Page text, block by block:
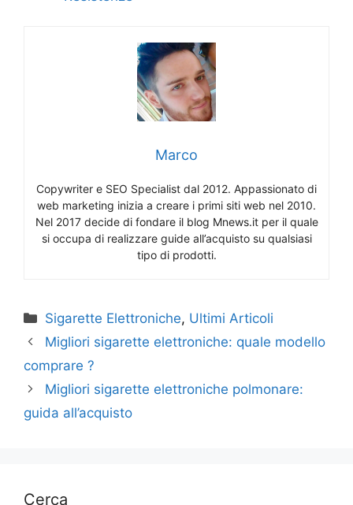
Marco
Copywriter e SEO Specialist dal 2012. Appassionato di
web marketing inizia a creare i primi siti web nel 2010.
Nel 2017 decide di fondare il blog Mnews.it per il quale
si occupa di realizzare guide all’acquisto su qualsiasi
tipo di prodotti.
Categorie
Sigarette Elettroniche, Ultimi Articoli
Migliori sigarette elettroniche: quale modello
comprare ?
Migliori sigarette elettroniche polmonare:
guida all’acquisto
Cerca